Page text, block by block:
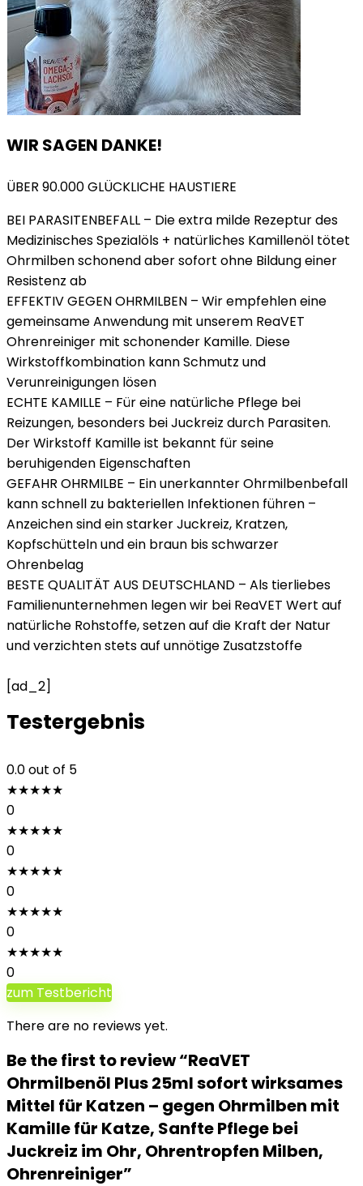
WIR SAGEN DANKE!
ÜBER 90.000 GLÜCKLICHE HAUSTIERE
BEI PARASITENBEFALL – Die extra milde Rezeptur des
Medizinisches Spezialöls + natürliches Kamillenöl tötet
Ohrmilben schonend aber sofort ohne Bildung einer
Resistenz ab
EFFEKTIV GEGEN OHRMILBEN – Wir empfehlen eine
gemeinsame Anwendung mit unserem ReaVET
Ohrenreiniger mit schonender Kamille. Diese
Wirkstoffkombination kann Schmutz und
Verunreinigungen lösen
ECHTE KAMILLE – Für eine natürliche Pflege bei
Reizungen, besonders bei Juckreiz durch Parasiten.
Der Wirkstoff Kamille ist bekannt für seine
beruhigenden Eigenschaften
GEFAHR OHRMILBE – Ein unerkannter Ohrmilbenbefall
kann schnell zu bakteriellen Infektionen führen –
Anzeichen sind ein starker Juckreiz, Kratzen,
Kopfschütteln und ein braun bis schwarzer
Ohrenbelag
BESTE QUALITÄT AUS DEUTSCHLAND – Als tierliebes
Familienunternehmen legen wir bei ReaVET Wert auf
natürliche Rohstoffe, setzen auf die Kraft der Natur
und verzichten stets auf unnötige Zusatzstoffe
[ad_2]
Testergebnis
0.0out of 5
★★★★★
0
★★★★★
0
★★★★★
0
★★★★★
0
★★★★★
0
zum Testbericht
There are no reviews yet.
Be the first to review “ReaVET
Ohrmilbenöl Plus 25ml sofort wirksames
Mittel für Katzen – gegen Ohrmilben mit
Kamille für Katze, Sanfte Pflege bei
Juckreiz im Ohr, Ohrentropfen Milben,
Ohrenreiniger”